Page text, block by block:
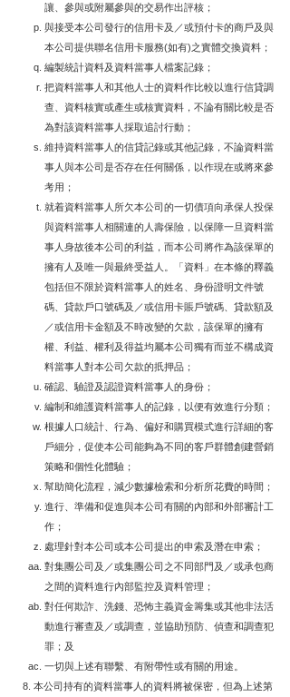
讓、參與或附屬參與的交易作出評核；
與接受本公司發行的信用卡及／或預付卡的商戶及與
本公司提供聯名信用卡服務(如有)之實體交換資料；
編製統計資料及資料當事人檔案記錄；
把資料當事人和其他人士的資料作比較以進行信貸調
查、資料核實或產生或核實資料，不論有關比較是否
為對該資料當事人採取追討行動；
維持資料當事人的信貸記錄或其他記錄，不論資料當
事人與本公司是否存在任何關係，以作現在或將來參
考用；
就着資料當事人所欠本公司的一切債項向承保人投保
與資料當事人相關連的人壽保險，以保障一旦資料當
事人身故後本公司的利益，而本公司將作為該保單的
擁有人及唯一與最終受益人。「資料」在本條的釋義
包括但不限於資料當事人的姓名、身份證明文件號
碼、貸款戶口號碼及／或信用卡賬戶號碼、貸款額及
／或信用卡金額及不時改變的欠款，該保單的擁有
權、利益、權利及得益均屬本公司獨有而並不構成資
料當事人對本公司欠款的扺押品；
確認、驗證及認證資料當事人的身份；
編制和維護資料當事人的記錄，以便有效進行分類；
根據人口統計、行為、偏好和購買模式進行詳細的客
戶細分，促使本公司能夠為不同的客戶群體創建營銷
策略和個性化體驗；
幫助簡化流程，減少數據檢索和分析所花費的時間；
進行、準備和促進與本公司有關的內部和外部審計工
作；
處理針對本公司或本公司提出的申索及潛在申索；
對集團公司及／或集團公司之不同部門及／或承包商
之間的資料進行內部監控及資料管理；
對任何欺詐、洗錢、恐怖主義資金籌集或其他非法活
動進行審查及／或調查，並協助預防、偵查和調查犯
罪；及
一切與上述有聯繫、有附帶性或有關的用途。
本公司持有的資料當事人的資料將被保密，但為上述第